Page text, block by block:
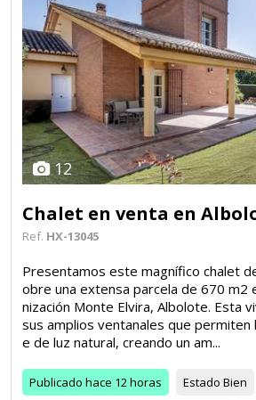
12
Chalet en venta en
Ref. HX-13045
Presentamos este magnífico chalet
obre una extensa parcela de 670 m2
nización Monte Elvira, Albolote. Esta
sus amplios ventanales que permiten
e de luz natural, creando un am...
Publicado hace 12 horas Estado Bien